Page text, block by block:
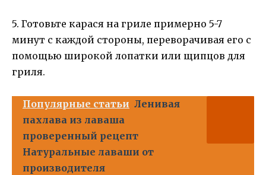
5. Готовьте карася на гриле примерно 5-7
минут с каждой стороны, переворачивая его с
помощью широкой лопатки или щипцов для
гриля.
Популярные статьи Ленивая
пахлава из лаваша
проверенный рецепт
Натуральные лаваши от
производителя